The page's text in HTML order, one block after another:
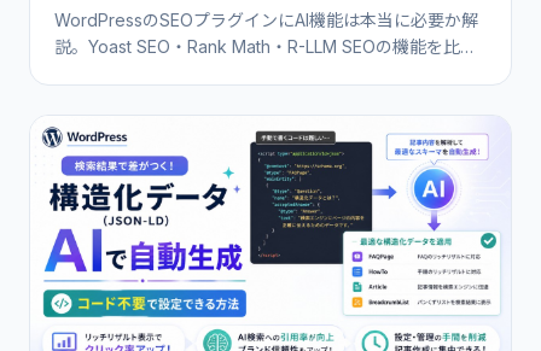
WordPressのSEOプラグインにAI機能は本当に必要か解
説。Yoast SEO・Rank Math・R-LLM SEOの機能を比較